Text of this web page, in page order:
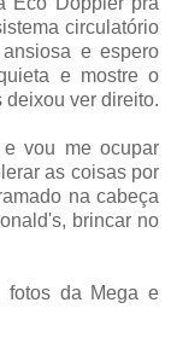
circulatório
e espero
e mostre o
deixou ver direito.
vou me ocupar
as coisas por
na cabeça
brincar no
fotos da Mega e